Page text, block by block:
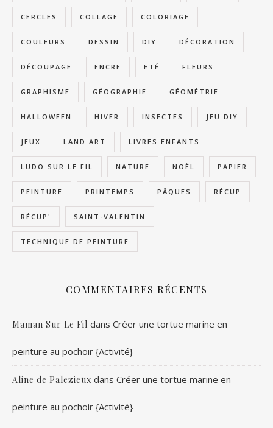
CERCLES COLLAGE COLORIAGE
COULEURS DESSIN DIY DÉCORATION
DÉCOUPAGE ENCRE ETÉ FLEURS
GRAPHISME GÉOGRAPHIE GÉOMÉTRIE
HALLOWEEN HIVER INSECTES JEU DIY
JEUX LAND ART LIVRES ENFANTS
LUDO SUR LE FIL NATURE NOËL PAPIER
PEINTURE PRINTEMPS PÂQUES RÉCUP
RÉCUP' SAINT-VALENTIN
TECHNIQUE DE PEINTURE
COMMENTAIRES RÉCENTS
Maman Sur Le Fil dans Créer une tortue marine en
peinture au pochoir {Activité}
Aline de Palezieux dans Créer une tortue marine en
peinture au pochoir {Activité}